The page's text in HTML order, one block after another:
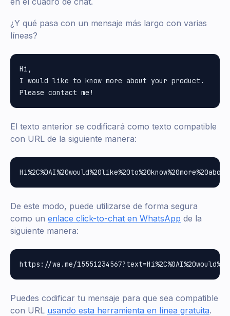
¿Y qué pasa con un mensaje más largo con varias
líneas?
Hi,
I would like to know more about your product.
El texto anterior se codificará como texto compatible
con URL de la siguiente manera:
De este modo, puede utilizarse de forma segura
como un enlace click-to-chat en WhatsApp de la
siguiente manera:
Puedes codificar tu mensaje para que sea compatible
con URL usando esta herramienta en línea gratuita.